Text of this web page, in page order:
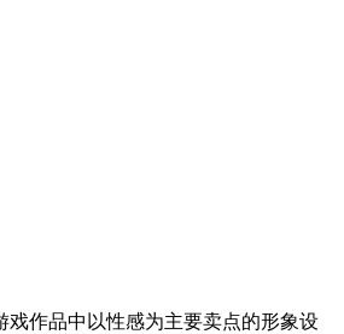
戏作品中以性感为主要卖点的形象设